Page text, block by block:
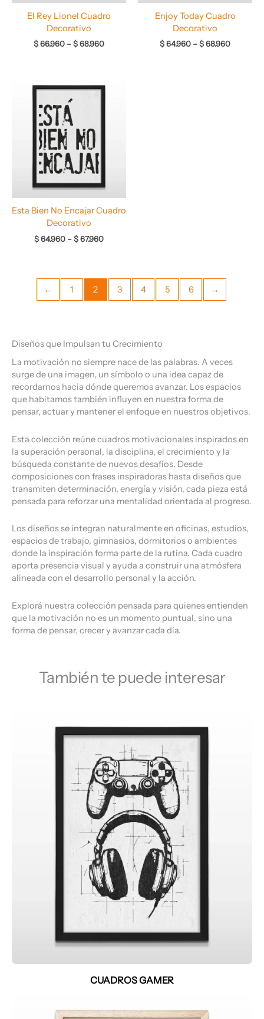
El Rey Lionel Cuadro
Decorativo
$66.960 –$68.960
Enjoy Today Cuadro
Decorativo
$64.960 –$68.960
Esta Bien No Encajar Cuadro
Decorativo
$64.960 –$67.960
de
← 1 2 3 4 5 6 →
Diseños que Impulsan tu Crecimiento
La motivación no siempre nace de las palabras. A veces
surge de una imagen, un símbolo o una idea capaz de
recordarnos hacia dónde queremos avanzar. Los espacios
que habitamos también influyen en nuestra forma de
pensar, actuar y mantener el enfoque en nuestros objetivos.
Esta colección reúne cuadros motivacionales inspirados en
la superación personal, la disciplina, el crecimiento y la
búsqueda constante de nuevos desafíos. Desde
composiciones con frases inspiradoras hasta diseños que
transmiten determinación, energía y visión, cada pieza está
pensada para reforzar una mentalidad orientada al progreso.
Los diseños se integran naturalmente en oficinas, estudios,
espacios de trabajo, gimnasios, dormitorios o ambientes
donde la inspiración forma parte de la rutina. Cada cuadro
aporta presencia visual y ayuda a construir una atmósfera
alineada con el desarrollo personal y la acción.
Explorá nuestra colección pensada para quienes entienden
que la motivación no es un momento puntual, sino una
forma de pensar, crecer y avanzar cada día.
También te puede interesar
CUADROS GAMER